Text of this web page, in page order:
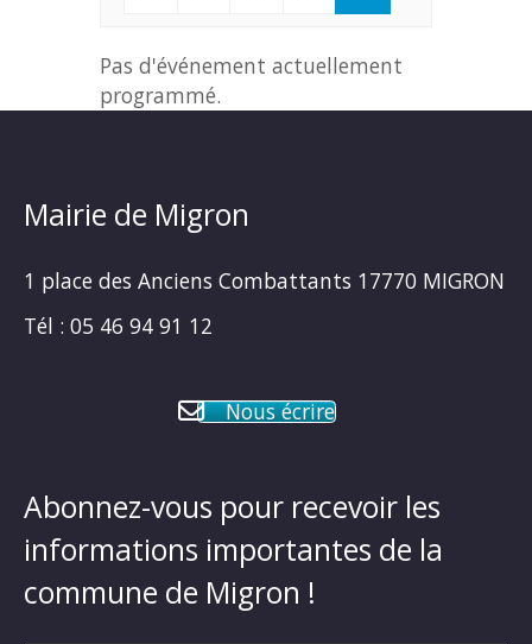
Pas d'événement actuellement
programmé.
Mairie de Migron
1 place des Anciens Combattants 17770 MIGRON
Tél : 05 46 94 91 12
Nous écrire
Abonnez-vous pour recevoir les
informations importantes de la
commune de Migron !